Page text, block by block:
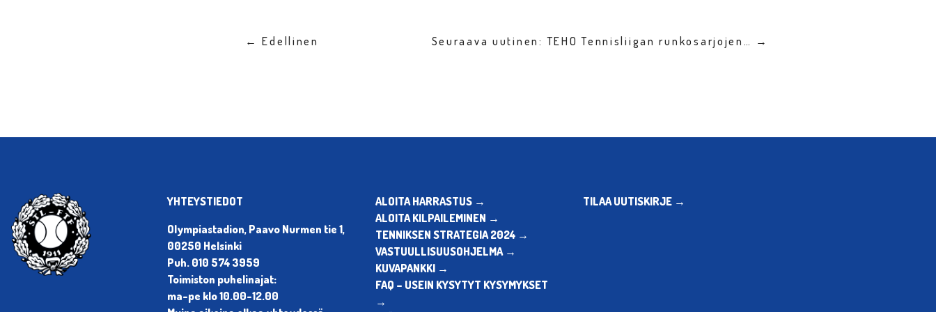
← Edellinen Seuraava uutinen: TEHO Tennisliigan runkosarjojen… →
YHTEYSTIEDOT
Olympiastadion, Paavo Nurmen tie 1,
00250 Helsinki
Puh. 010 574 3959
Toimiston puhelinajat:
ma-pe klo 10.00-12.00
ALOITA HARRASTUS →
ALOITA KILPAILEMINEN →
TENNIKSEN STRATEGIA 2024 →
VASTUULLISUUSOHJELMA →
KUVAPANKKI →
FAQ – USEIN KYSYTYT KYSYMYKSET
→
TILAA UUTISKIRJE →